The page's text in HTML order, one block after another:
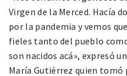
Virgen de la Merced. Hacía
por la pandemia y vemos
fieles tanto del pueblo
son nacidos acá», expresó
María Gutiérrez quien tomó